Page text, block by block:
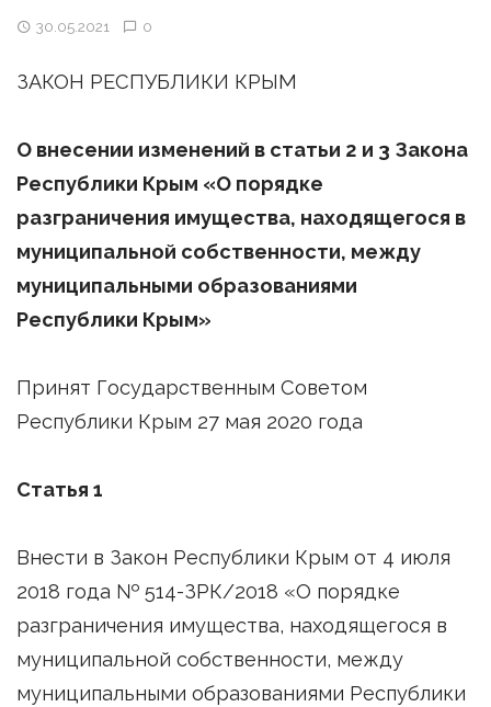
30.05.2021 0
ЗАКОН РЕСПУБЛИКИ КРЫМ
О внесении изменений в статьи 2 и 3 Закона
Республики Крым «О порядке
разграничения имущества, находящегося в
муниципальной собственности, между
муниципальными образованиями
Республики Крым»
Принят Государственным Советом
Республики Крым 27 мая 2020 года
Статья 1
Внести в Закон Республики Крым от 4 июля
2018 года № 514-ЗРК/2018 «О порядке
разграничения имущества, находящегося в
муниципальной собственности, между
муниципальными образованиями Республики